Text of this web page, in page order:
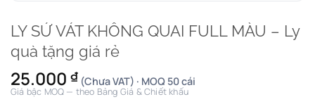
LY SỨ VÁT KHÔNG QUAI FULL MÀU – Ly
quà tặng giá rẻ
25.000 ₫ (Chưa VAT) · MOQ 50 cái
Giá bậc MOQ — theo Bảng Giá & Chiết khấu